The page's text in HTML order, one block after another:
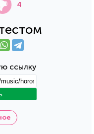
ссылку
4